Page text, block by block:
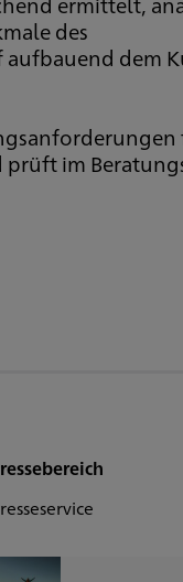
des
aufbauend dem
im